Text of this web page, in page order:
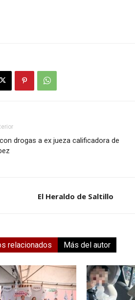
drogas a ex jueza calificadora de
El Heraldo de Saltillo
relacionados Más del autor